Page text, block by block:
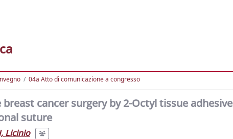
04a Atto di comunicazione a congresso
cancer surgery by 2-Octyl tissue adhesive
suture
Licinio